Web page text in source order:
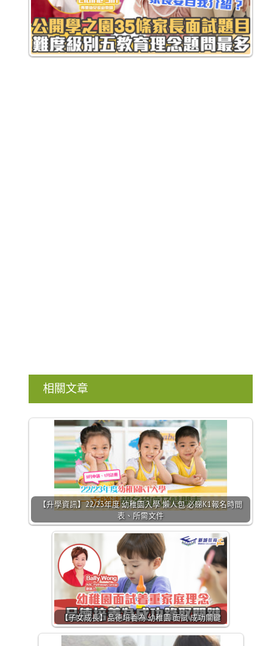
相關文章
【升學資訊】22/23年度 幼稚園入學 懶人包 必睇K1報名時間
表、所需文件
【子女成長】品德培養為 幼稚園 面試 成功關鍵